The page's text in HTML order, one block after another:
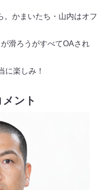
。かまいたち・山内はオフ
滑ろうがすべてOAされ
に楽しみ！
ント